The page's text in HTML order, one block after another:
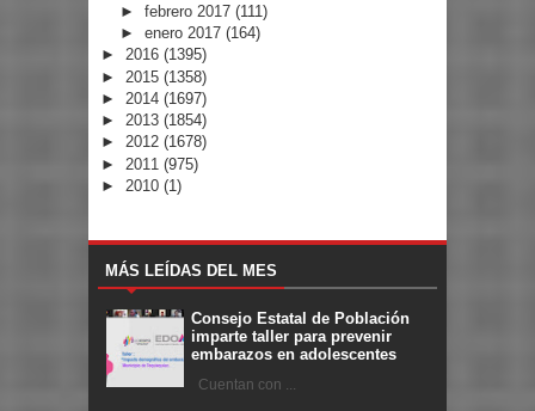
► febrero 2017 (111)
► enero 2017 (164)
► 2016 (1395)
► 2015 (1358)
► 2014 (1697)
► 2013 (1854)
► 2012 (1678)
► 2011 (975)
► 2010 (1)
MÁS LEÍDAS DEL MES
Consejo Estatal de Población
imparte taller para prevenir
embarazos en adolescentes
Cuentan con ...